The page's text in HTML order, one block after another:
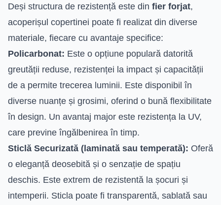
Deși structura de rezistență este din fier forjat,
acoperișul copertinei poate fi realizat din diverse
materiale, fiecare cu avantaje specifice:
Policarbonat: Este o opțiune populară datorită
greutății reduse, rezistenței la impact și capacității
de a permite trecerea luminii. Este disponibil în
diverse nuanțe și grosimi, oferind o bună flexibilitate
în design. Un avantaj major este rezistența la UV,
care previne îngălbenirea în timp.
Sticlă Securizată (laminată sau temperată): Oferă
o eleganță deosebită și o senzație de spațiu
deschis. Este extrem de rezistentă la șocuri și
intemperii. Sticla poate fi transparentă, sablată sau